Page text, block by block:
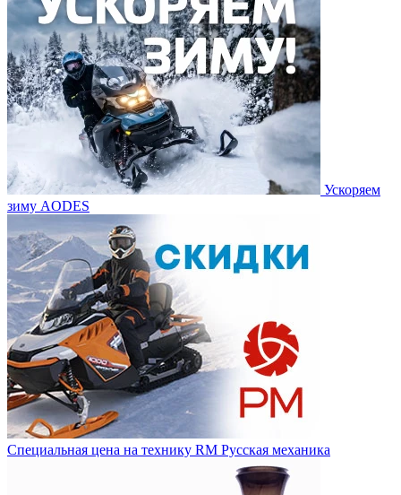
Ускоряем
зиму AODES
Специальная цена на технику RM Русская механика